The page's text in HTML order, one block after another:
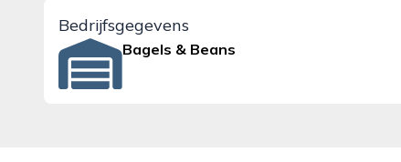
Bedrijfsgegevens
Bagels & Beans